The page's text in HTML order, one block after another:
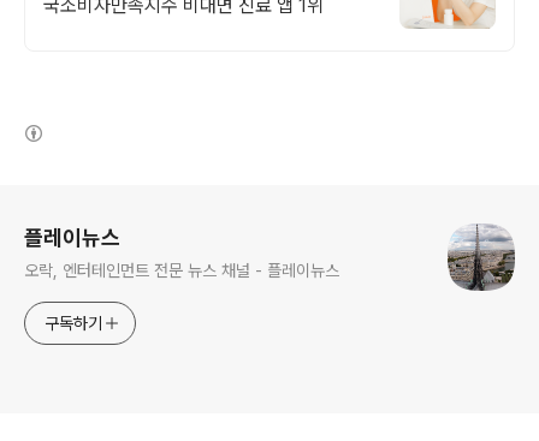
국소비자만족지수 비대면 진료 앱 1위
플레이뉴스
오락, 엔터테인먼트 전문 뉴스 채널 - 플레이뉴스
구독하기